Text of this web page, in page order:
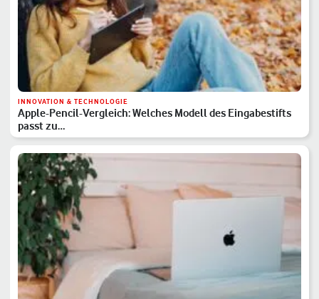
INNOVATION & TECHNOLOGIE
Apple-Pencil-Vergleich: Welches Modell des Eingabestifts
passt zu…